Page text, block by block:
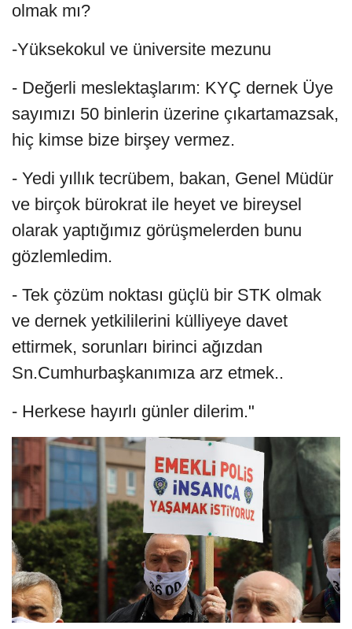
olmak mı?
-Yüksekokul ve üniversite mezunu
- Değerli meslektaşlarım: KYÇ dernek Üye
sayımızı 50 binlerin üzerine çıkartamazsak,
hiç kimse bize birşey vermez.
- Yedi yıllık tecrübem, bakan, Genel Müdür
ve birçok bürokrat ile heyet ve bireysel
olarak yaptığımız görüşmelerden bunu
gözlemledim.
- Tek çözüm noktası güçlü bir STK olmak
ve dernek yetkililerini külliyeye davet
ettirmek, sorunları birinci ağızdan
Sn.Cumhurbaşkanımıza arz etmek..
- Herkese hayırlı günler dilerim."